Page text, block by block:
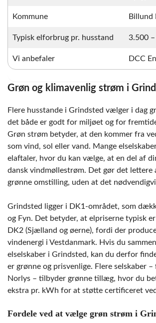
Kommune Billund
Typisk elforbrug pr. husstand 3.500
Vi anbefaler DCC
Grøn og klimavenlig strøm i
Flere husstande i Grindsted vælger i dag
det både er godt for miljøet og for
Grøn strøm betyder, at den kommer fra
som vind, sol eller vand. Mange
elaftaler, hvor du kan vælge, at en del af
dansk vindmøllestrøm. Det gør det lettere
grønne omstilling, uden at det
Grindsted ligger i DK1-området, som
og Fyn. Det betyder, at elpriserne typisk
DK2 (Sjælland og øerne), fordi der
vindenergi i Vestdanmark. Hvis du
elselskaber i Grindsted, kan du derfor
er grønne og prisvenlige. Flere selskaber –
Norlys – tilbyder grønne tillæg, hvor du
ekstra pr. kWh for at støtte certificeret
Fordele ved at vælge grøn strøm i